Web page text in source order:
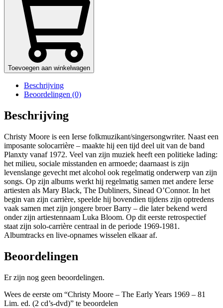
Toevoegen aan winkelwagen
Beschrijving
Beoordelingen (0)
Beschrijving
Christy Moore is een Ierse folkmuzikant/singersongwriter. Naast een
imposante solocarrière – maakte hij een tijd deel uit van de band
Planxty vanaf 1972. Veel van zijn muziek heeft een politieke lading:
het milieu, sociale misstanden en armoede; daarnaast is zijn
levenslange gevecht met alcohol ook regelmatig onderwerp van zijn
songs. Op zijn albums werkt hij regelmatig samen met andere Ierse
artiesten als Mary Black, The Dubliners, Sinead O’Connor. In het
begin van zijn carrière, speelde hij bovendien tijdens zijn optredens
vaak samen met zijn jongere broer Barry – die later bekend werd
onder zijn artiestennaam Luka Bloom. Op dit eerste retrospectief
staat zijn solo-carrière centraal in de periode 1969-1981.
Albumtracks en live-opnames wisselen elkaar af.
Beoordelingen
Er zijn nog geen beoordelingen.
Wees de eerste om “Christy Moore – The Early Years 1969 – 81
Lim. ed. (2 cd’s-dvd)” te beoordelen